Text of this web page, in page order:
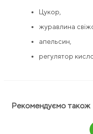
Цукор,
журавлина
апельсин,
регулятор
Рекомендуємо також